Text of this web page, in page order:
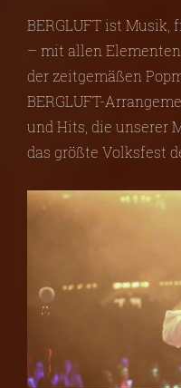
BERGLUFT ist Musik,
– mit allen
der zeitgemäßen
BERGLUFT-
und Hits, die unserer
das größte Volksfest